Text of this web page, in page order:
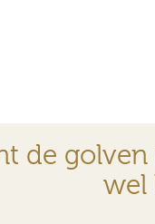
de
wel